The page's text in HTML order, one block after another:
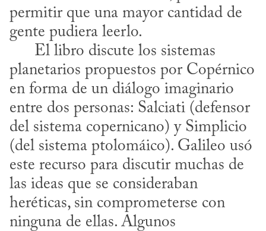
permitir que una mayor cantidad de
gente pudiera leerlo.
planetarios propuestos por Copérnico
en forma de un diálogo imaginario
entre dos personas: Salciati (defensor
del sistema copernicano) y Simplicio
(del sistema ptolomáico). Galileo usó
este recurso para discutir muchas de
las ideas que se consideraban
heréticas, sin comprometerse con
ninguna de ellas. Algunos